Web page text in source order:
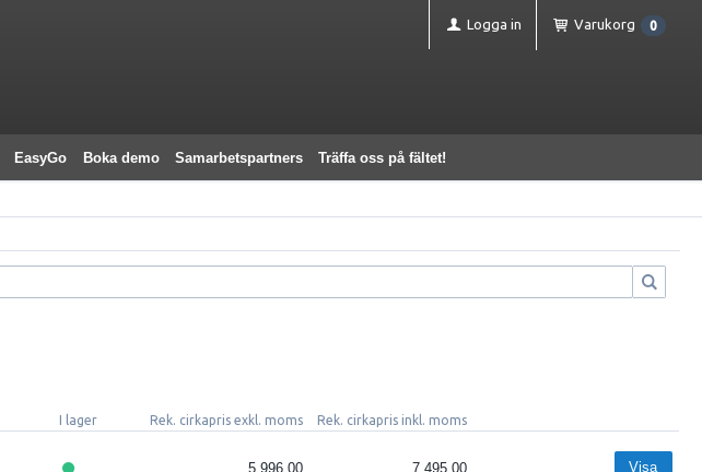
Logga in Varukorg 0
EasyGo Boka demo Samarbetspartners Träffa oss på fältet!
I lager Rek. cirkapris exkl. moms Rek. cirkapris inkl. moms
5 996.00 7 495.00 Visa